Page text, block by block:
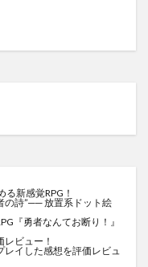
新感覚RPG！
の詩”── 放置系ドット絵
『勇者なんてお断り！』
ビュー！
レイした感想を評価レビュ